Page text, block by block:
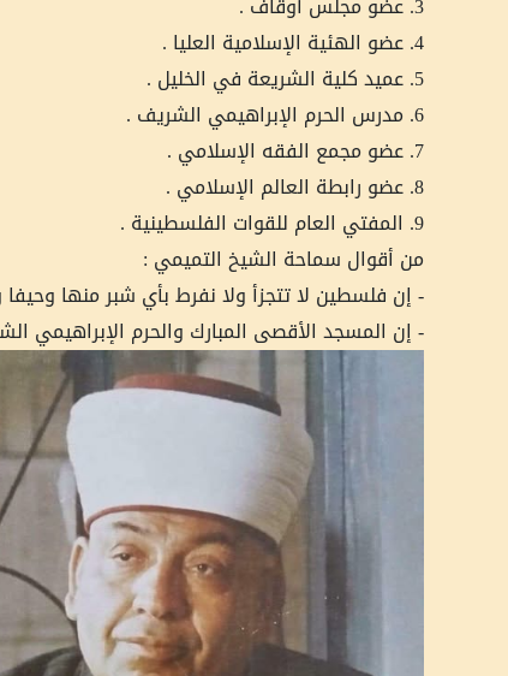
4. عضو الهئية الإسلامية العليا .
5. عميد كلية الشريعة في الخليل .
6. مدرس الحرم الإبراهيمي الشريف .
7. عضو مجمع الفقه الإسلامي .
8. عضو رابطة العالم الإسلامي .
9. المفتي العام للقوات الفلسطينية .
من أقوال سماحة الشيخ التميمي :
- إن فلسطين لا تتجزأ ولا نفرط بأي شبر منها وحيفا
- إن المسجد الأقصى المبارك والحرم الإبراهيمي